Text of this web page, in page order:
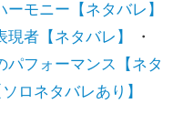
モニー【ネタバレ】
者【ネタバレ】
・
フォーマンス【ネタ
ロネタバレあり】